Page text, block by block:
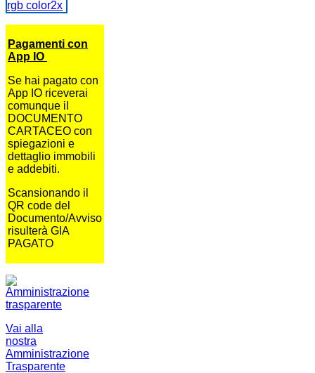
Pagamenti con
App IO
Se hai pagato con
App IO riceverai
comunque il
DOCUMENTO
CARTACEO con
spiegazioni e
dettaglio immobili
e addebiti.
Scansionando il
QR code del
Documento/Avviso
risulterà GIA
PAGATO
Vai alla
nostra
Amministrazione
Trasparente